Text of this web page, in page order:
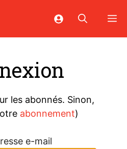
les abonnés. Sinon,
abonnement)
e-mail